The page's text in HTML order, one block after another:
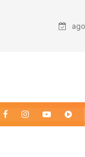
de Vida